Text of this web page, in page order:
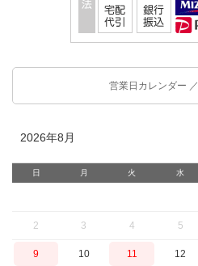
営業日カレンダー ／
2026年8月
日 月 火 水
2 3 4 5
9 10 11 12